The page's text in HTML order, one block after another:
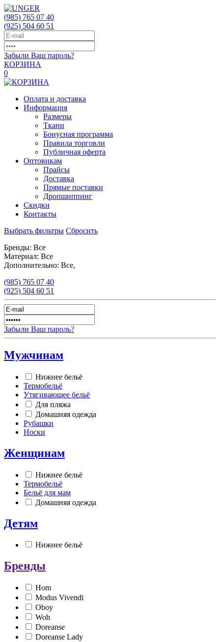
(985) 765 07 40
(925) 504 60 51
Забыли Ваш пароль?
КОРЗИНА
0
Оплата и доставка
Информация
Размеры
Ткани
Бонусная программа
Правила торговли
Публичная оферта
Оптовикам
Прайсы
Доставка
Прямые поставки
Дропшиппинг
Скидки
Контакты
Выбрать фильтры Сбросить
Бренды: Все
Материал: Все
Дополнительно: Все,
(985) 765 07 40
(925) 504 60 51
Забыли Ваш пароль?
Мужчинам
Нижнее бельё
Термобельё
Утягивающее бельё
Для пляжа
Домашняя одежда
Рубашки
Носки
Женщинам
Нижнее бельё
Термобельё
Бельё для мам
Домашняя одежда
Детям
Нижнее бельё
Бренды
Hom
Modus Vivendi
Oboy
Woh
Doreanse
Doreanse Lady